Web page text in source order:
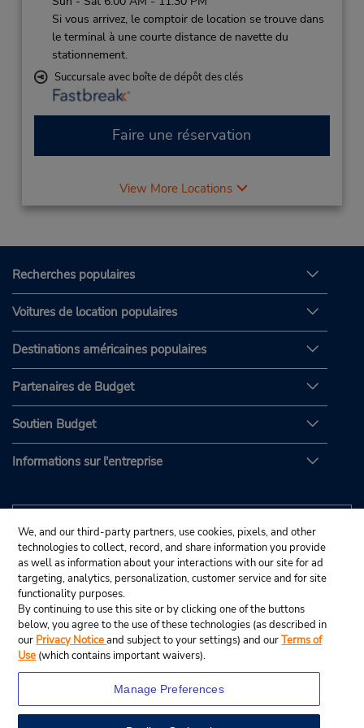
Si vous arrivez, le comptoir de location se trouve dans
le terminal à une courte distance de navette du
stationnement.
Succursale avec boîte de dépôt des clés
Faire une réservation
View More Locations
Recherches populaires
Voitures de location populaires
Destinations américaines populaires
Partenaires de Budget
Soutien Budget
Informations sur l'entreprise
We, and our third-party partners, use cookies, pixels, and other
technologies to collect, record, and share information you provide
as well as information about your interactions with our site for ad
targeting, analytics, personalization, customer service and for site
functionality purposes.
By continuing to use this site or by clicking one of the buttons
below, you agree to the use of these technologies (as described in
our Privacy Noticeand subject to your settings) and ourTerms of
Use (which contains important waivers).
Manage Preferences